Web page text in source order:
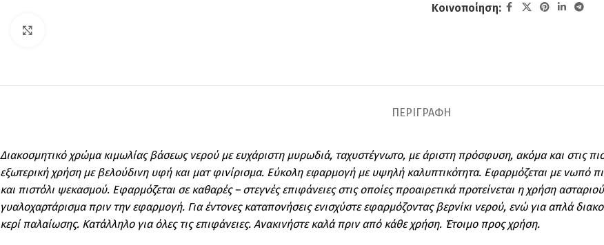
Κοινοποίηση:
ΠΕΡΙΓΡΑΦΉ
Διακοσμητικό χρώμα κιμωλίας βάσεως νερού με ευχάριστη μυρωδιά, ταχυστέγνωτο, με άριστη πρόσφυση, ακόμα και στις πιο
εξωτερική χρήση με βελούδινη υφή και ματ φινίρισμα. Εύκολη εφαρμογή με υψηλή καλυπτικότητα. Εφαρμόζεται με
και πιστόλι ψεκασμού. Εφαρμόζεται σε καθαρές – στεγνές επιφάνειες στις οποίες προαιρετικά προτείνεται η χρήση
γυαλοχαρτάρισμα πριν την εφαρμογή. Για έντονες καταπονήσεις ενισχύστε εφαρμόζοντας βερνίκι νερού, ενώ για απλά
κερί παλαίωσης. Κατάλληλο για όλες τις επιφάνειες. Ανακινήστε καλά πριν από κάθε χρήση. Έτοιμο προς χρήση.